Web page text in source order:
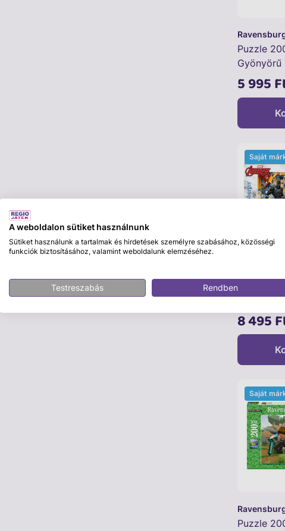
Puzzle
5 995
Puzzle
Avangers
8 495
Saját
Puzzle
Saját
A weboldalon sütiket használnunk
Sütiket használunk a tartalmak és hirdetések személyre szabásához, közösségi
funkciók biztosításához, valamint weboldalunk elemzéséhez.
Testreszabás Rendben